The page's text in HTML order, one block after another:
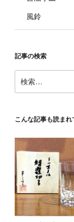
風鈴
記事の検索
索:
こんな記事も読まれ